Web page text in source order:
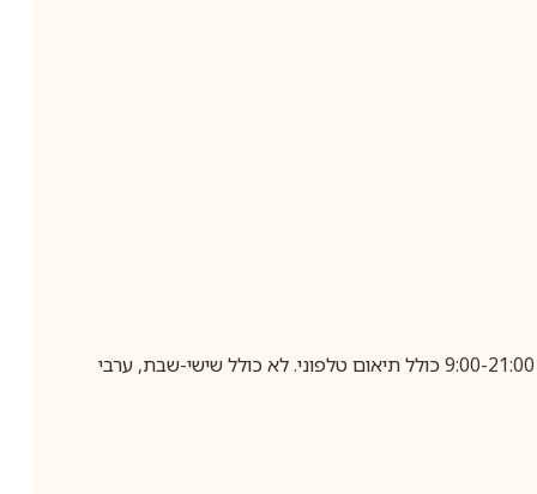
בביצוע הזמנה עד השעה 10:00 בימים א-ה, קבלת המשלוח תבוצע עד חמישה ימי עסקים מיום שלאחר ביצוע ההזמנה, בין השעות 9:00-21:00 כולל תיאום טלפוני. לא כולל שישי-שבת, ערבי